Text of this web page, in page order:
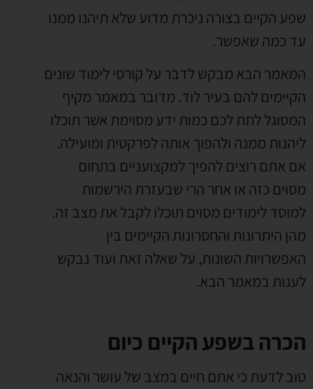
שפע הקיים בצורה ניכרת מדוע שלא תיהנו ממנו
עד כמה שאפשר.
המאמר הבא מבקש לדבר על קורסי לימוד שונים
הקיימים להם בעיר לוד. מדובר במאמר מקיף
המסוגל לתת לכם כמות ידע מסוימת אשר תוכלו
ליהנות ממנה ולהפוך אותה לפרקטית ומועילה.
אם אתם רוצים להפיך למקצועניים בתחום
מסוים כזה או אחר הרי שבעזרת הירשמות
למוסד לימודים מסוים תוכלו לקבל את מצב זה.
מהן היתרונות והחסרונות הקיימים בין
האפשרויות השונות, על שאלה זאת ועוד נבקש
לענות במאמר הבא.
הכרה בשפע הקיים כיום
טוב לדעת כי אתם חיים במצב של עושר והנאה